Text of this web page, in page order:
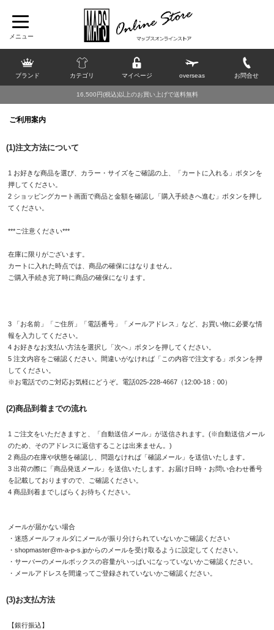
ブランド カテゴリ マイページ overseas お問合せ
16,500円(税込)以上のお買い上げで送料無料
ご利用案内
(1)注文方法について
1 お好きな商品を選び、カラー・サイズをご確認の上、「カートに入れる」ボタンを
押してください。
2 ショッピングカート画面で商品と金額を確認し「購入手続きへ進む」ボタンを押し
てください。
***ご注意ください***
在庫に限りがございます。
カートに入れた時点では、商品の確保にはなりません。
ご購入手続き完了時に商品の確保になります。
3 「お名前」「ご住所」「電話番号」「メールアドレス」など、お買い物に必要な情
報を入力してください。
4 お好きなお支払い方法を選択し「次へ」ボタンを押してください。
5 注文内容をご確認ください。間違いがなければ「この内容で注文する」ボタンを押
してください。
※お電話でのご対応お気軽にどうぞ。電話025-228-4667（12:00-18：00）
(2)商品到着までの流れ
1 ご注文をいただきますと、「自動送信メール」が送信されます。(※自動送信メール
のため、そのアドレスに返信することは出来ません。)
2 商品の在庫や状態を確認し、問題なければ「確認メール」を送信いたします。
3 出荷の際に「商品発送メール」を送信いたします。お届け日時・お問い合わせ番号
を記載しておりますので、ご確認ください。
4 商品到着までしばらくお待ちください。
メールが届かない場合
・迷惑メールフォルダにメールが振り分けられていないかご確認ください
・shopmaster@m-a-p-s.jpからのメールを受け取るように設定してください。
・サーバーのメールボックスの容量がいっぱいになっていないかご確認ください。
・メールアドレスを間違ってご登録されていないかご確認ください。
(3)お支払方法
【銀行振込】